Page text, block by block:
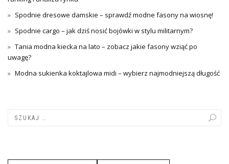
Spodnie dresowe damskie – sprawdź modne fasony na wiosnę!
Spodnie cargo – jak dziś nosić bojówki w stylu militarnym?
Tania modna kiecka na lato – zobacz jakie fasony wziąć po
uwagę?
Modna sukienka koktajlowa midi – wybierz najmodniejszą długość